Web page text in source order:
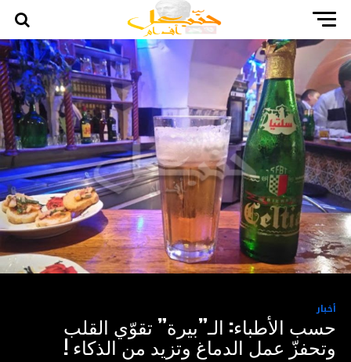
أخبار
حسب الأطباء: الـ”بيرة” تقوّي القلب
وتحفزّ عمل الدماغ وتزيد من الذكاء !